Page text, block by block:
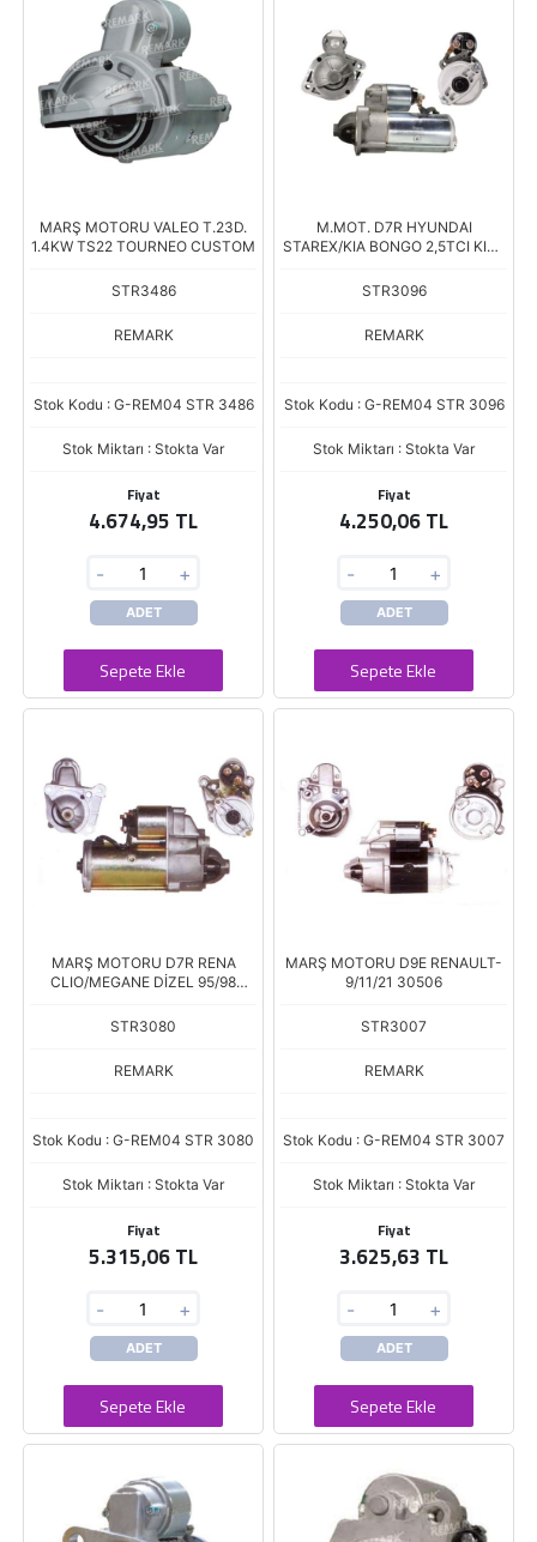
MARŞ MOTORU VALEO T.23D.
1.4KW TS22 TOURNEO CUSTOM
STR3486
REMARK
Stok Kodu : G-REM04 STR 3486
Stok Miktarı : Stokta Var
Fiyat
4.674,95 TL
- +
ADET
Sepete Ekle
M.MOT. D7R HYUNDAI
STAREX/KIA BONGO 2,5TCI KISA
STR3096
REMARK
Stok Kodu : G-REM04 STR 3096
Stok Miktarı : Stokta Var
Fiyat
4.250,06 TL
- +
ADET
Sepete Ekle
MARŞ MOTORU D7R RENA
CLIO/MEGANE DİZEL 95/98
STR3080
REMARK
Stok Kodu : G-REM04 STR 3080
Stok Miktarı : Stokta Var
Fiyat
5.315,06 TL
- +
ADET
Sepete Ekle
MARŞ MOTORU D9E RENAULT-
9/11/21 30506
STR3007
REMARK
Stok Kodu : G-REM04 STR 3007
Stok Miktarı : Stokta Var
Fiyat
3.625,63 TL
- +
ADET
Sepete Ekle